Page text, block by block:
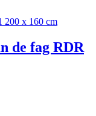
de fag RDR